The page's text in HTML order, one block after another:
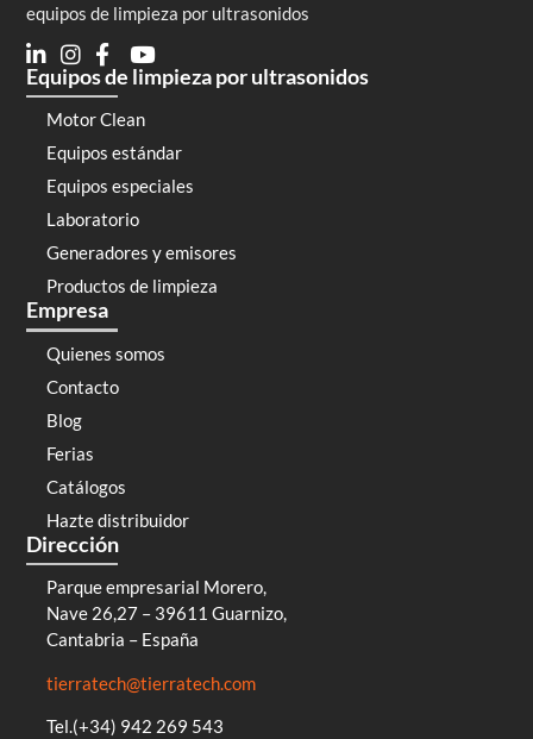
equipos de limpieza por ultrasonidos
Equipos de limpieza por ultrasonidos
Motor Clean
Equipos estándar
Equipos especiales
Laboratorio
Generadores y emisores
Productos de limpieza
Empresa
Quienes somos
Contacto
Blog
Ferias
Catálogos
Hazte distribuidor
Dirección
Parque empresarial Morero,
Nave 26,27 – 39611 Guarnizo,
Cantabria – España
tierratech@tierratech.com
Tel.(+34) 942 269 543